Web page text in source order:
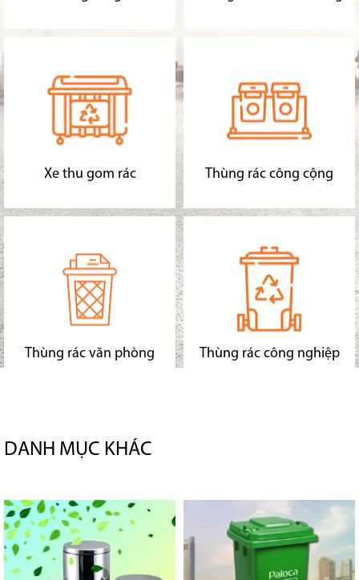
Xe thu gom rác Thùng rác công cộng
Thùng rác văn phòng Thùng rác công nghiệp
DANH MỤC KHÁC